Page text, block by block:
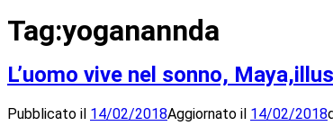
Tag:yoganannda
L’uomo vive nel sonno,
Pubblicato il 14/02/2018Aggiornato il 14/02/2018